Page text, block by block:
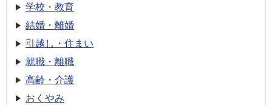
学校・教育
結婚・離婚
引越し・住まい
就職・離職
高齢・介護
おくやみ